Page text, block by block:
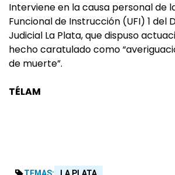
Interviene en la causa personal de
Funcional de Instrucción (UFI) 1
Judicial La Plata, que dispuso
hecho caratulado como
de muerte”.
TÉLAM